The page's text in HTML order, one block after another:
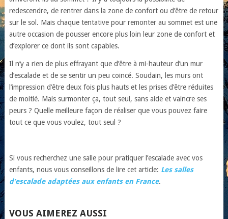
redescendre, de rentrer dans la zone de confort ou d’être de retour
sur le sol. Mais chaque tentative pour remonter au sommet est une
autre occasion de pousser encore plus loin leur zone de confort et
d’explorer ce dont ils sont capables.
Il n’y a rien de plus effrayant que d’être à mi-hauteur d’un mur
d’escalade et de se sentir un peu coincé. Soudain, les murs ont
l’impression d’être deux fois plus hauts et les prises d’être réduites
de moitié. Mais surmonter ça, tout seul, sans aide et vaincre ses
peurs ? Quelle meilleure façon de réaliser que vous pouvez faire
tout ce que vous voulez, tout seul ?
Si vous recherchez une salle pour pratiquer l’escalade avec vos
enfants, nous vous conseillons de lire cet article: Les salles
d’escalade adaptées aux enfants en France.
VOUS AIMEREZ AUSSI